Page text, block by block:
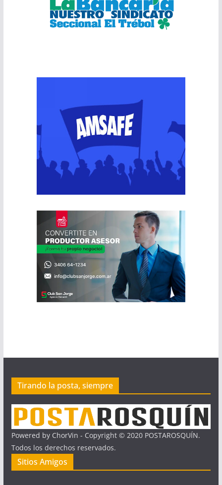
Tirando la posta, siempre
Powered by ChorVin - Copyright © 2020 POSTAROSQUÍN.
Todos los derechos reservados.
Sitios Amigos